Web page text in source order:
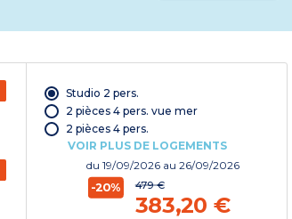
Studio 2 pers.
2 pièces 4 pers. vue mer
2 pièces 4 pers.
VOIR PLUS DE LOGEMENTS
du 19/09/2026 au 26/09/2026
-20% 479 €
383,20 €